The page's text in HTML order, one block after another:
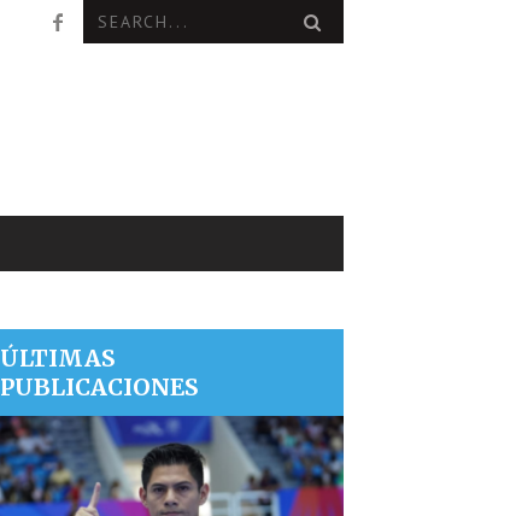
ÚLTIMAS
PUBLICACIONES